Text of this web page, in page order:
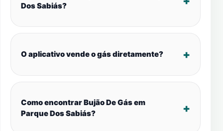
Dos Sabiás?
O aplicativo vende o gás diretamente?
Como encontrar Bujão De Gás em
Parque Dos Sabiás?